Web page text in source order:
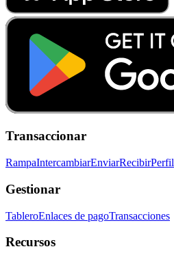
Transaccionar
RampaIntercambiarEnviarRecibirPerfil
Gestionar
TableroEnlaces de pagoTransacciones
Recursos